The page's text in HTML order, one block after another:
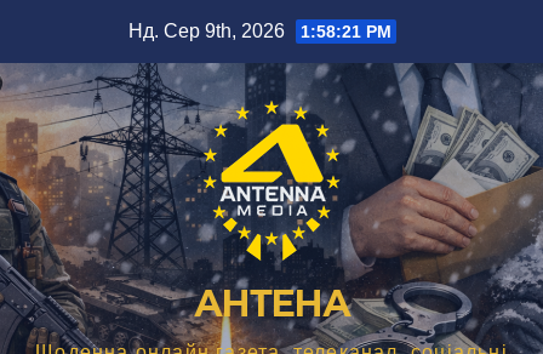
вмісту
Нд. Сер 9th, 2026 1:58:23 PM
АНТЕНА